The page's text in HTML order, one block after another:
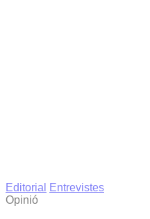
Editorial
Entrevistes
Opinió